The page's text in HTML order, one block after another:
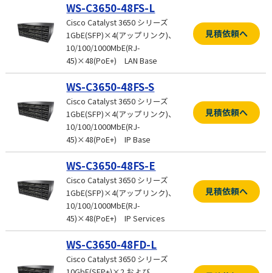
WS-C3650-48FS-L
Cisco Catalyst 3650 シリーズ
1GbE(SFP)×4(アップリンク)、
10/100/1000MbE(RJ-
45)×48(PoE+) LAN Base
見積依頼へ
WS-C3650-48FS-S
Cisco Catalyst 3650 シリーズ
1GbE(SFP)×4(アップリンク)、
10/100/1000MbE(RJ-
45)×48(PoE+) IP Base
見積依頼へ
WS-C3650-48FS-E
Cisco Catalyst 3650 シリーズ
1GbE(SFP)×4(アップリンク)、
10/100/1000MbE(RJ-
45)×48(PoE+) IP Services
見積依頼へ
WS-C3650-48FD-L
Cisco Catalyst 3650 シリーズ